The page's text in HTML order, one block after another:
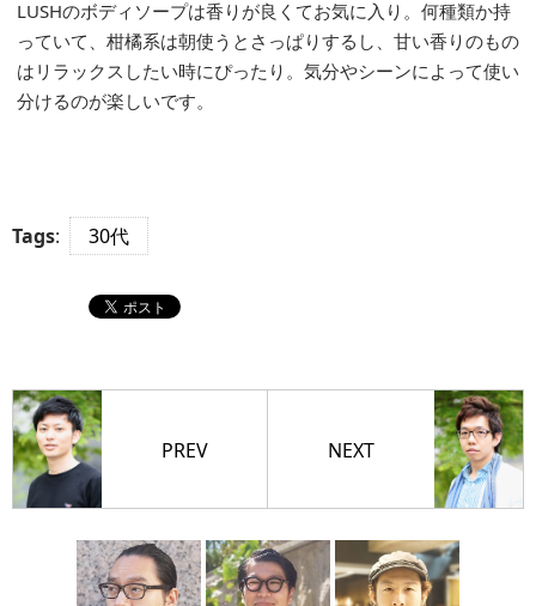
LUSHのボディソープは香りが良くてお気に入り。何種類か持
っていて、柑橘系は朝使うとさっぱりするし、甘い香りのもの
はリラックスしたい時にぴったり。気分やシーンによって使い
分けるのが楽しいです。
Tags: 30代
PREV NEXT